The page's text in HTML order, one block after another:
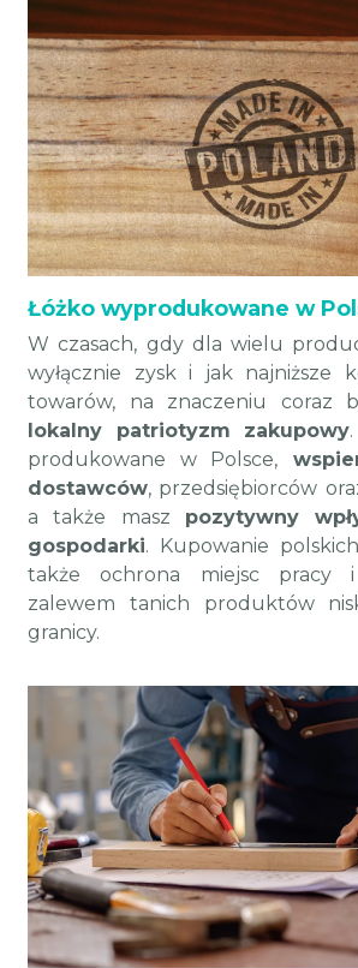
Łóżko wyprodukowane w
W czasach, gdy dla wielu
wyłącznie zysk i jak najniższe
towarów, na znaczeniu coraz
lokalny patriotyzm zakupowy
produkowane w Polsce,
dostawców, przedsiębiorców
a także masz pozytywny
gospodarki. Kupowanie
także ochrona miejsc pracy
zalewem tanich produktów
granicy.